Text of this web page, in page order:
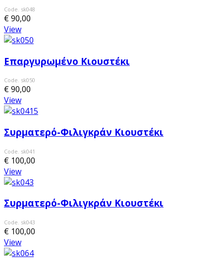
Code. sk048
€ 90,00
View
Επαργυρωμένο Κιουστέκι
Code. sk050
€ 90,00
View
Συρματερό-Φιλιγκράν Κιουστέκι
Code. sk041
€ 100,00
View
Συρματερό-Φιλιγκράν Κιουστέκι
Code. sk043
€ 100,00
View